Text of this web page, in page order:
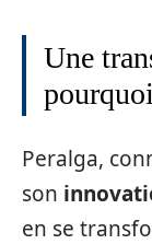
Une
Peralga,
son
en se